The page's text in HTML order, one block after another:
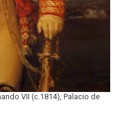
VII (c.1814), Palacio de